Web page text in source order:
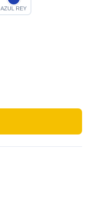
AZUL REY